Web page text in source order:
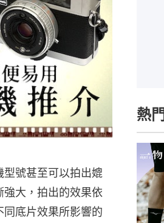
號甚至可以拍出媲
大，拍出的效果依
底片效果所影響的
熱